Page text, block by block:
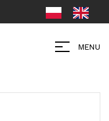
MENU